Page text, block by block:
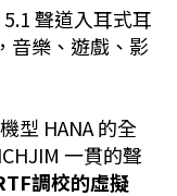
聲道入耳式耳
音樂、遊戲、影
型 HANA 的全
一貫的聲
調校的虛擬